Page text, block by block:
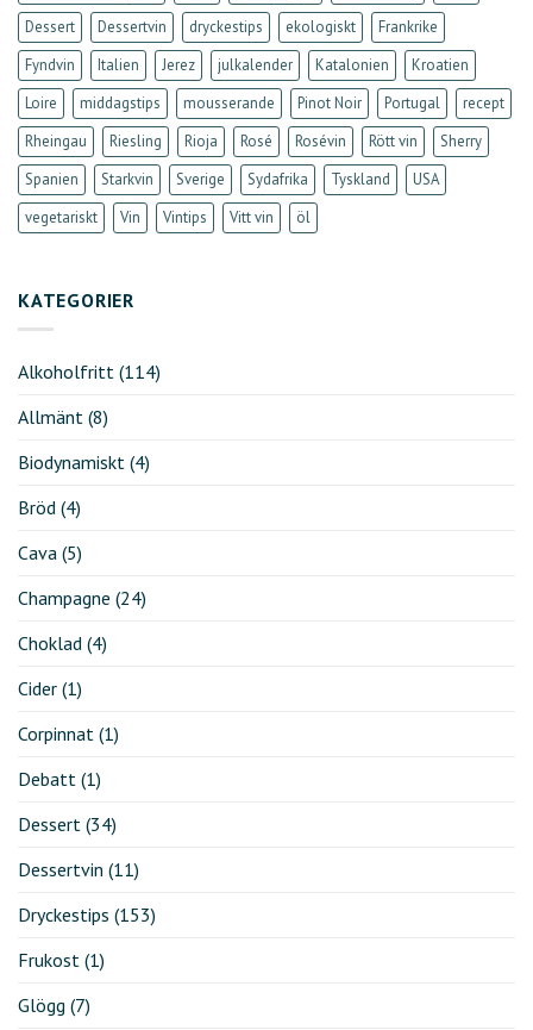
Dessert
Dessertvin dryckestips ekologiskt
Frankrike
Fyndvin
Italien Jerez julkalender Katalonien
Kroatien
Loire
middagstips mousserande Pinot Noir Portugal
recept
Rheingau
Riesling Rioja Rosé Rosévin Rött vin
Sherry
Spanien
Starkvin Sverige Sydafrika Tyskland
USA
vegetariskt
Vin Vintips Vitt vin öl
KATEGORIER
Alkoholfritt (114)
Allmänt (8)
Biodynamiskt (4)
Bröd (4)
Cava (5)
Champagne (24)
Choklad (4)
Cider (1)
Corpinnat (1)
Debatt (1)
Dessert (34)
Dessertvin (11)
Dryckestips (153)
Frukost (1)
Glögg (7)